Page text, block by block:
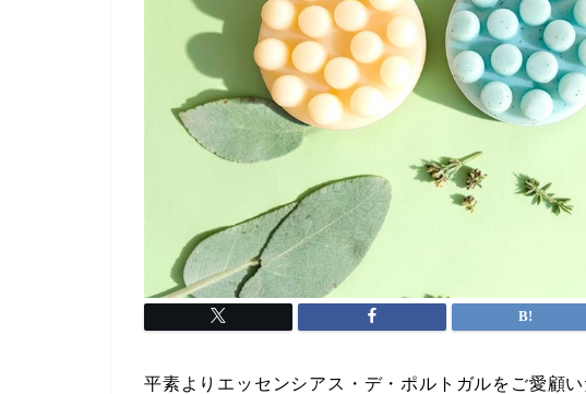
平素よりエッセンシアス・デ・ポルトガルをご愛顧